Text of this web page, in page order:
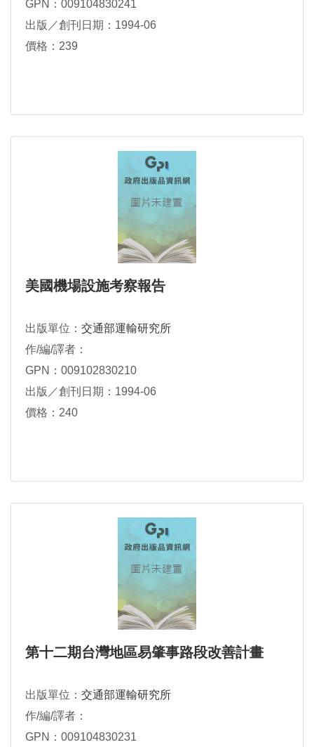
GPN：009104830241
出版／創刊日期：1994-06
價格：239
美國機場設施考察報告
出版單位： 交通部運輸研究所
作/編/譯者：
GPN：009102830210
出版／創刊日期：1994-06
價格：240
第十二期台灣地區易肇事路段改善計畫
出版單位： 交通部運輸研究所
作/編/譯者：
GPN：009104830231